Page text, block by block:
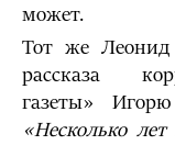
может.
Тот же Леонид
рассказа
газеты»
«Несколько